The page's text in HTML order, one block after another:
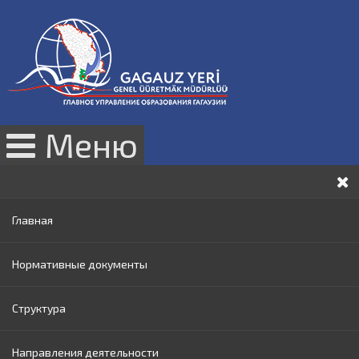
Меню
Главная
Нормативные документы
Законы РМ
Нормативные акты Правительства РМ
Структура
Руководство
Направления деятельности